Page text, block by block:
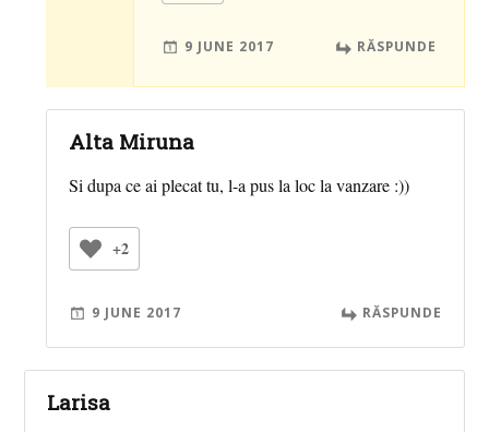
9 JUNE 2017 RĂSPUNDE
Alta Miruna
Si dupa ce ai plecat tu, l-a pus la loc la vanzare :))
+2
9 JUNE 2017 RĂSPUNDE
Larisa